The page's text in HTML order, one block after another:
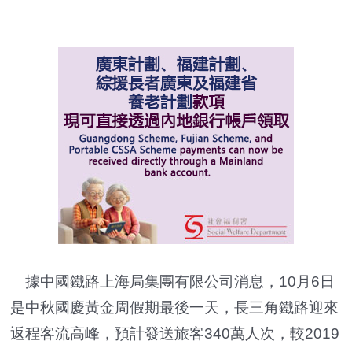
據中國鐵路上海局集團有限公司消息，10月6日
是中秋國慶黃金周假期最後一天，長三角鐵路迎來
返程客流高峰，預計發送旅客340萬人次，較2019